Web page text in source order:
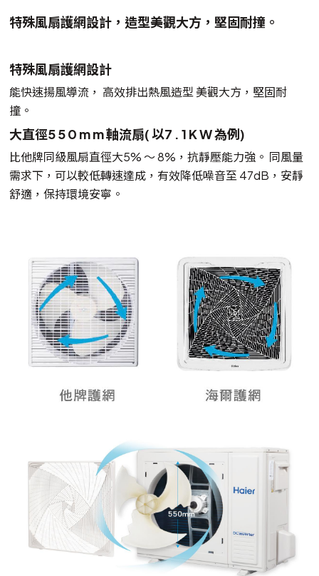
特殊風扇護網設計，造型美觀大方，堅固耐撞。
特殊風扇護網設計
能快速揚風導流， 高效排出熱風造型 美觀大方，堅固耐
撞。
大直徑5 5 0 m m 軸流扇( 以7 . 1 K W 為例)
比他牌同級風扇直徑大5% ～ 8%，抗靜壓能力強。 同風量
需求下，可以較低轉速達成，有效降低噪音至 47dB，安靜
舒適，保持環境安寧。